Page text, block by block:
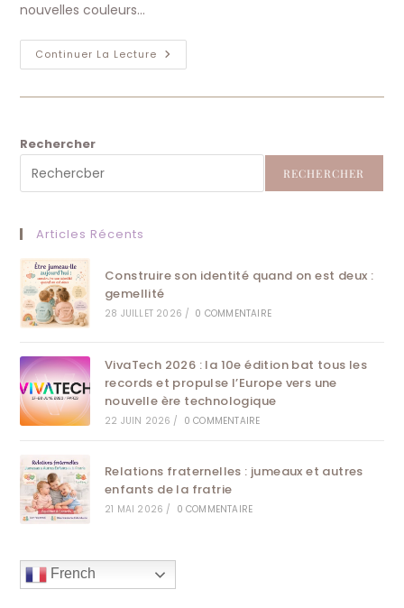
nouvelles couleurs…
Continuer La Lecture Seiko
Nouvelle
2022
Ocean
Rechercher
RECHERCHER
Articles Récents
Construire son identité quand on est deux :
gemellité
28 JUILLET 2026 / 0 COMMENTAIRE
VivaTech 2026 : la 10e édition bat tous les
records et propulse l’Europe vers une
nouvelle ère technologique
22 JUIN 2026 / 0 COMMENTAIRE
Relations fraternelles : jumeaux et autres
enfants de la fratrie
21 MAI 2026 / 0 COMMENTAIRE
French